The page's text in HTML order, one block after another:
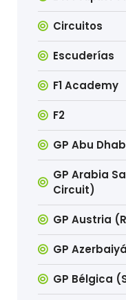
Circuitos
Escuderías
F1 Academy
F2
GP Abu
GP Arabia
Circuit)
GP Austria
GP
GP Bélgica